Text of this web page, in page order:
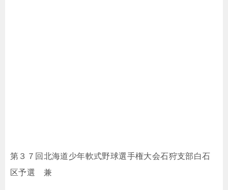
第３７回北海道少年軟式野球選手権大会石狩支部白石
区予選 兼